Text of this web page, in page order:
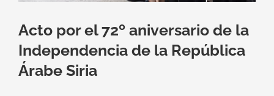
Acto por el 72º aniversario de la
Independencia de la República
Árabe Siria